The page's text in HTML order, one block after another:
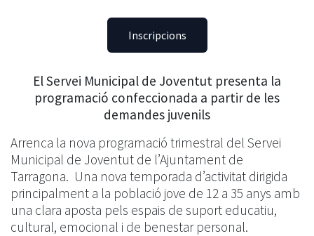
Inscripcions
El Servei Municipal de Joventut presenta la
programació confeccionada a partir de les
demandes juvenils
Arrenca la nova programació trimestral del Servei
Municipal de Joventut de l’Ajuntament de
Tarragona. Una nova temporada d’activitat dirigida
principalment a la població jove de 12 a 35 anys amb
una clara aposta pels espais de suport educatiu,
cultural, emocional i de benestar personal.